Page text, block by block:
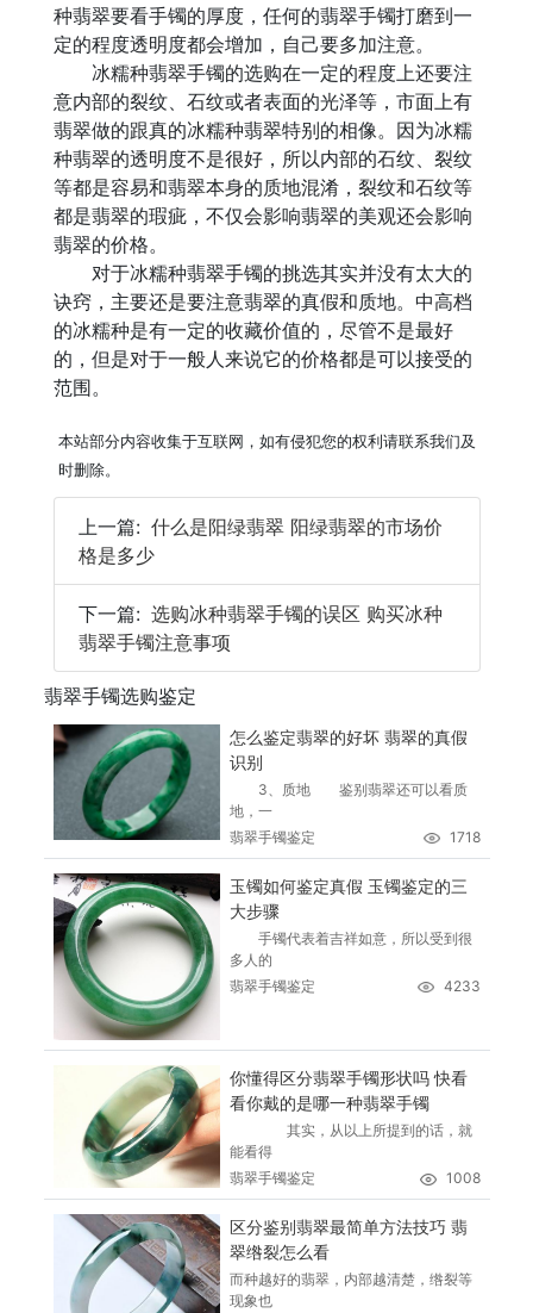
种翡翠要看手镯的厚度，任何的翡翠手镯打磨到一
定的程度透明度都会增加，自己要多加注意。
冰糯种翡翠手镯的选购在一定的程度上还要注
意内部的裂纹、石纹或者表面的光泽等，市面上有
翡翠做的跟真的冰糯种翡翠特别的相像。因为冰糯
种翡翠的透明度不是很好，所以内部的石纹、裂纹
等都是容易和翡翠本身的质地混淆，裂纹和石纹等
都是翡翠的瑕疵，不仅会影响翡翠的美观还会影响
翡翠的价格。
对于冰糯种翡翠手镯的挑选其实并没有太大的
诀窍，主要还是要注意翡翠的真假和质地。中高档
的冰糯种是有一定的收藏价值的，尽管不是最好
的，但是对于一般人来说它的价格都是可以接受的
范围。
本站部分内容收集于互联网，如有侵犯您的权利请联系我们及
时删除。
上一篇: 什么是阳绿翡翠 阳绿翡翠的市场价
格是多少
下一篇: 选购冰种翡翠手镯的误区 购买冰种
翡翠手镯注意事项
翡翠手镯选购鉴定
怎么鉴定翡翠的好坏 翡翠的真假
识别
3、质地 鉴别翡翠还可以看质
地，一
翡翠手镯鉴定
1718
玉镯如何鉴定真假 玉镯鉴定的三
大步骤
手镯代表着吉祥如意，所以受到很
多人的
翡翠手镯鉴定
4233
你懂得区分翡翠手镯形状吗 快看
看你戴的是哪一种翡翠手镯
其实，从以上所提到的话，就
能看得
翡翠手镯鉴定
1008
区分鉴别翡翠最简单方法技巧 翡
翠绺裂怎么看
而种越好的翡翠，内部越清楚，绺裂等
现象也